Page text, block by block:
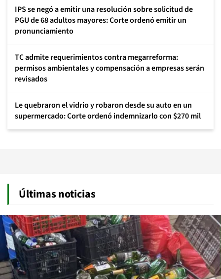
IPS se negó a emitir una resolución sobre solicitud de
PGU de 68 adultos mayores: Corte ordenó emitir un
pronunciamiento
TC admite requerimientos contra megarreforma:
permisos ambientales y compensación a empresas serán
revisados
Le quebraron el vidrio y robaron desde su auto en un
supermercado: Corte ordenó indemnizarlo con $270 mil
Últimas noticias